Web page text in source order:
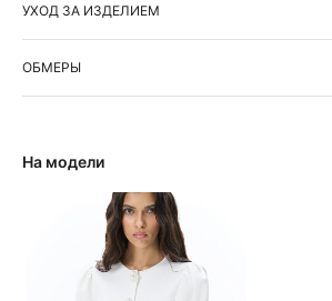
УХОД ЗА ИЗДЕЛИЕМ
ОБМЕРЫ
На модели